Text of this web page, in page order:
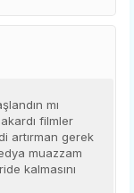
mı
filmler
artırman gerek
muazzam
kalmasını